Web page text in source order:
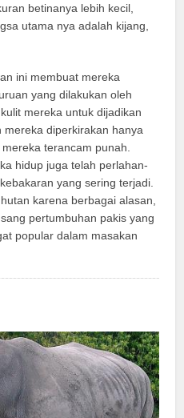
betinanya lebih kecil,
utama nya adalah kijang,
ini membuat mereka
yang dilakukan oleh
mereka untuk dijadikan
mereka diperkirakan hanya
terancam punah.
hidup juga telah perlahan-
yang sering terjadi.
karena berbagai alasan,
pertumbuhan pakis yang
popular dalam masakan